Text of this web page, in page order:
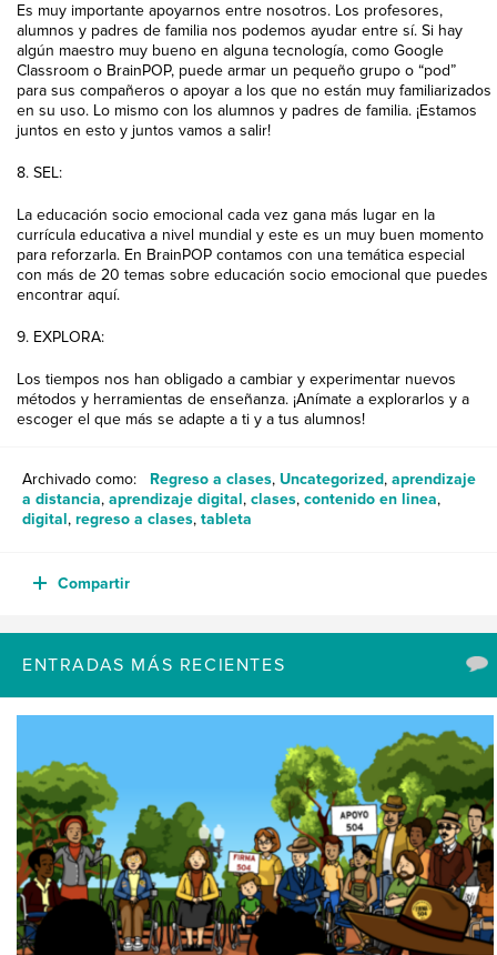
Es muy importante apoyarnos entre nosotros. Los profesores,
alumnos y padres de familia nos podemos ayudar entre sí. Si hay
algún maestro muy bueno en alguna tecnología, como Google
Classroom o BrainPOP, puede armar un pequeño grupo o “pod”
para sus compañeros o apoyar a los que no están muy familiarizados
en su uso. Lo mismo con los alumnos y padres de familia. ¡Estamos
juntos en esto y juntos vamos a salir!
8. SEL:
La educación socio emocional cada vez gana más lugar en la
currícula educativa a nivel mundial y este es un muy buen momento
para reforzarla. En BrainPOP contamos con una temática especial
con más de 20 temas sobre educación socio emocional que puedes
encontrar aquí.
9. EXPLORA:
Los tiempos nos han obligado a cambiar y experimentar nuevos
métodos y herramientas de enseñanza. ¡Anímate a explorarlos y a
escoger el que más se adapte a ti y a tus alumnos!
Archivado como: Regreso a clases, Uncategorized, aprendizaje
a distancia, aprendizaje digital, clases, contenido en linea,
digital, regreso a clases, tableta
Compartir
ENTRADAS MÁS RECIENTES